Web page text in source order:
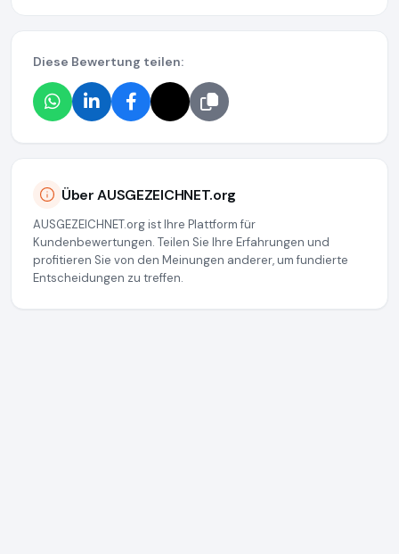
Diese Bewertung teilen:
Über AUSGEZEICHNET.org
AUSGEZEICHNET.org ist Ihre Plattform für
Kundenbewertungen. Teilen Sie Ihre Erfahrungen und
profitieren Sie von den Meinungen anderer, um fundierte
Entscheidungen zu treffen.